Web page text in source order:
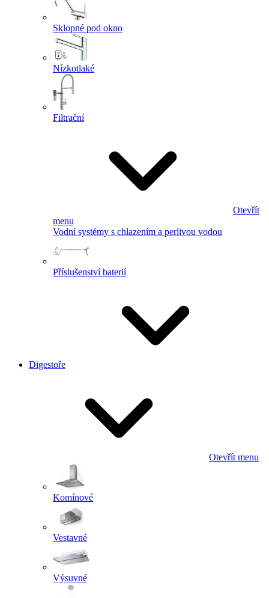
Sklopné pod okno
Nízkotlaké
Filtrační
Otevřít
menu
Vodní systémy s chlazením a perlivou vodou
Příslušenství baterií
Digestoře
Otevřít menu
Komínové
Vestavné
Výsuvné